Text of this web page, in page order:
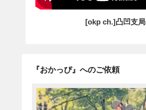
[okp ch.]凸凹支局
『おかっぴ』へのご依頼